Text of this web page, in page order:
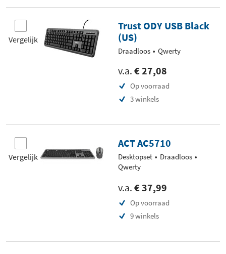
Vergelijk
Trust ODY USB Black
(US)
Draadloos Qwerty
v.a. € 27,08
Op voorraad
3 winkels
Vergelijk
ACT AC5710
Desktopset
Draadloos
Qwerty
v.a. € 37,99
Op voorraad
9 winkels